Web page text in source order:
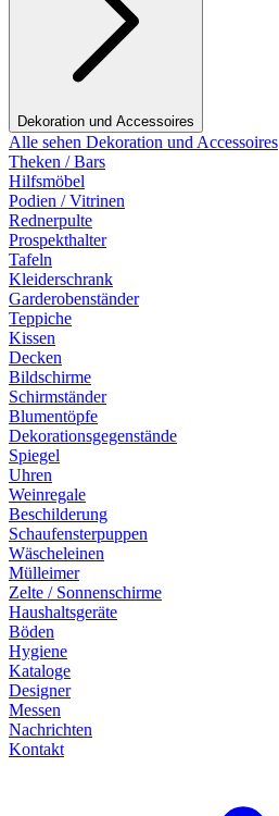
Dekoration und Accessoires
Alle sehen Dekoration und Accessoires
Theken / Bars
Hilfsmöbel
Podien / Vitrinen
Rednerpulte
Prospekthalter
Tafeln
Kleiderschrank
Garderobenständer
Teppiche
Kissen
Decken
Bildschirme
Schirmständer
Blumentöpfe
Dekorationsgegenstände
Spiegel
Uhren
Weinregale
Beschilderung
Schaufensterpuppen
Wäscheleinen
Mülleimer
Zelte / Sonnenschirme
Haushaltsgeräte
Böden
Hygiene
Kataloge
Designer
Messen
Nachrichten
Kontakt